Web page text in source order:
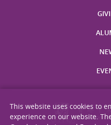
This website uses cookies to
experience on our website.